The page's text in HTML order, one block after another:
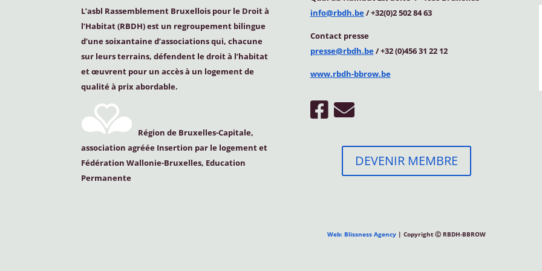
L’asbl Rassemblement Bruxellois pour le Droit à
l’Habitat (RBDH) est un regroupement bilingue
d’une soixantaine d’associations qui, chacune
sur leurs terrains, défendent le droit à l’habitat
et œuvrent pour un accès à un logement de
qualité à prix abordable.
Région de Bruxelles-Capitale,
association agréée Insertion par le logement et
Fédération Wallonie-Bruxelles, Education
Permanente
info@rbdh.be/ +32(0)2 502 84 63
Contact presse
presse@rbdh.be/ +32 (0)456 31 22 12
www.rbdh-bbrow.be
DEVENIR MEMBRE
Web: Blissness Agency | Copyright Ⓒ RBDH-BBROW